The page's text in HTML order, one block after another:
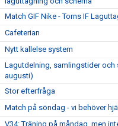
Match GIF Nike - Torns IF
Cafeterian
Nytt kallelse system
Lagutdelning, samlingstider och
augusti)
Stor efterfråga
Match på söndag - vi behöver
V34: Träning på måndag, men